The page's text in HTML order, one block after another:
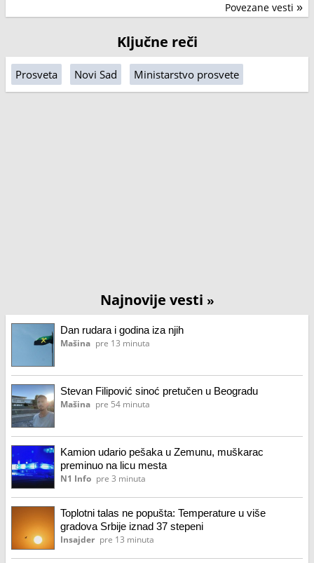
Povezane vesti »
Ključne reči
Prosveta Novi Sad Ministarstvo prosvete
Najnovije vesti »
Dan rudara i godina iza njih
Mašina pre 13 minuta
Stevan Filipović sinoć pretučen u Beogradu
Mašina pre 54 minuta
Kamion udario pešaka u Zemunu, muškarac
preminuo na licu mesta
N1 Info pre 3 minuta
Toplotni talas ne popušta: Temperature u više
gradova Srbije iznad 37 stepeni
Insajder pre 13 minuta